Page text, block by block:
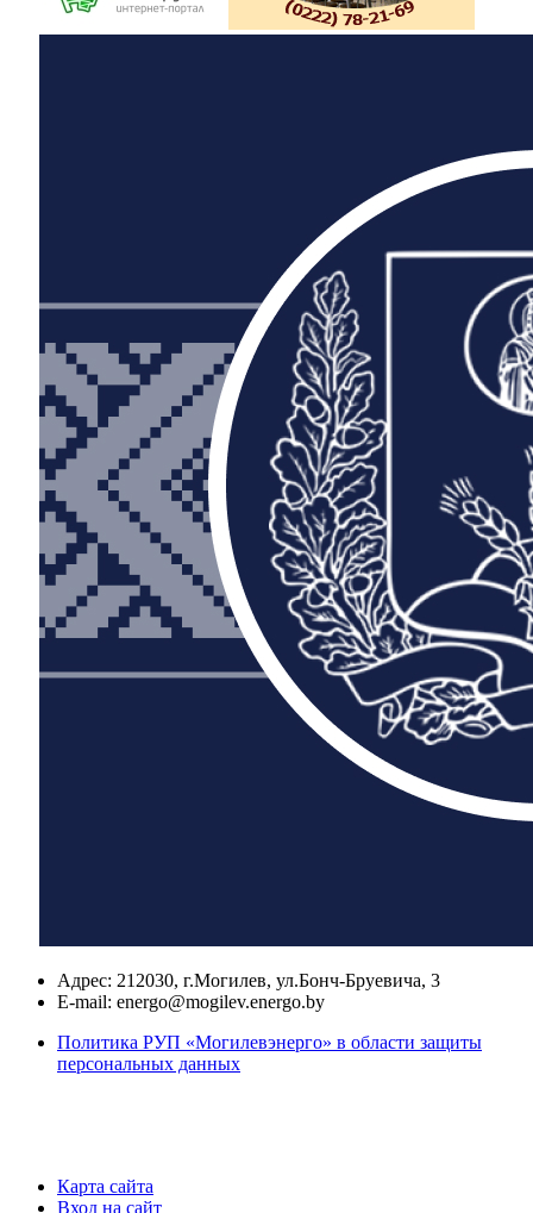
Адрес: 212030, г.Могилев, ул.Бонч-Бруевича, 3
E-mail: energo@mogilev.energo.by
Политика РУП «Могилевэнерго» в области защиты
персональных данных
Карта сайта
Вход на сайт